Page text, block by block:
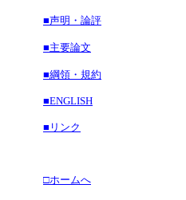
■声明・論評
■主要論文
■綱領・規約
■ENGLISH
■リンク
□ホームへ